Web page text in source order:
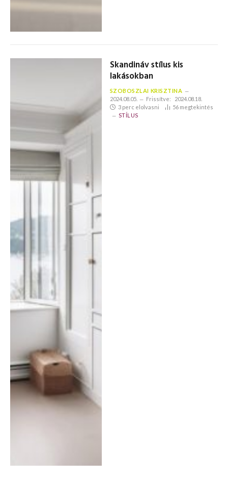
Skandináv stílus kis
lakásokban
SZOBOSZLAI KRISZTINA
2024.08.05.
Frissítve:
2024.08.18.
3 perc elolvasni
56 megtekintés
STÍLUS